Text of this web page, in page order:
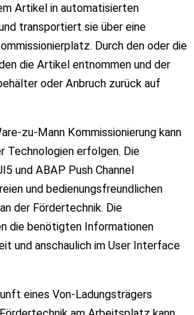
Artikel in automatisierten
transportiert sie über eine
Durch den oder die
die Artikel entnommen und der
oder Anbruch zurück auf
zu-Mann Kommissionierung kann
Technologien erfolgen. Die
und ABAP Push Channel
und bedienungsfreundlichen
der Fördertechnik. Die
die benötigten Informationen
und anschaulich im User Interface
eines Von-Ladungsträgers